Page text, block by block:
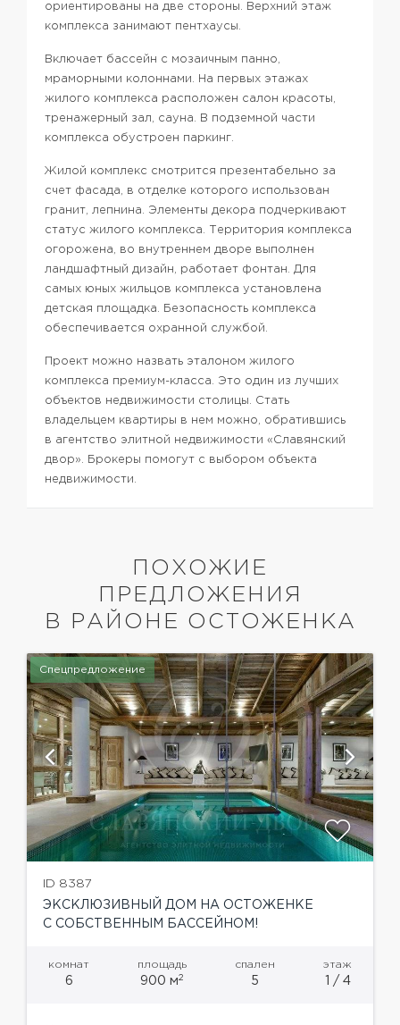
ориентированы на две стороны. Верхний этаж
комплекса занимают пентхаусы.
Включает бассейн с мозаичным панно,
мраморными колоннами. На первых этажах
жилого комплекса расположен салон красоты,
тренажерный зал, сауна. В подземной части
комплекса обустроен паркинг.
Жилой комплекс смотрится презентабельно за
счет фасада, в отделке которого использован
гранит, лепнина. Элементы декора подчеркивают
статус жилого комплекса. Территория комплекса
огорожена, во внутреннем дворе выполнен
ландшафтный дизайн, работает фонтан. Для
самых юных жильцов комплекса установлена
детская площадка. Безопасность комплекса
обеспечивается охранной службой.
Проект можно назвать эталоном жилого
комплекса премиум-класса. Это один из лучших
объектов недвижимости столицы. Стать
владельцем квартиры в нем можно, обратившись
в агентство элитной недвижимости «Славянский
двор». Брокеры помогут с выбором объекта
недвижимости.
ПОХОЖИЕ
ПРЕДЛОЖЕНИЯ
В РАЙОНЕ ОСТОЖЕНКА
Спецпредложение
ID 8387
ЭКСКЛЮЗИВНЫЙ ДОМ НА ОСТОЖЕНКЕ
С СОБСТВЕННЫМ БАССЕЙНОМ!
комнат
6
площадь
900 м2
спален
5
этаж
1 / 4